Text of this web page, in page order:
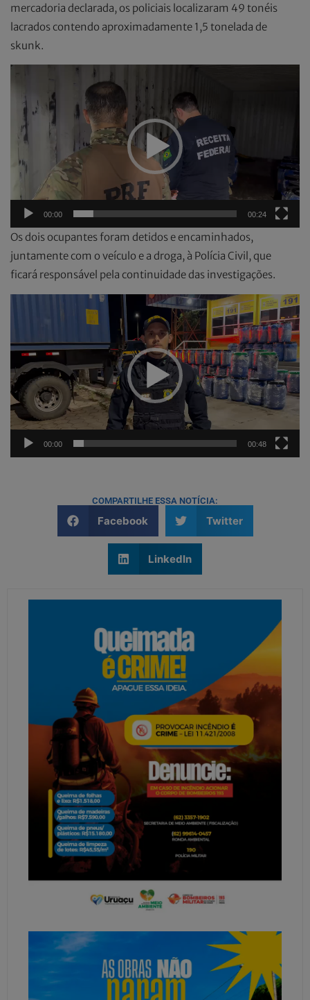
mercadoria declarada, os policiais localizaram 49 tonéis
lacrados contendo aproximadamente 1,5 tonelada de
skunk.
vídeo
00:00 00:24
Os dois ocupantes foram detidos e encaminhados,
juntamente com o veículo e a droga, à Polícia Civil, que
ficará responsável pela continuidade das investigações.
vídeo
00:00 00:48
COMPARTILHE ESSA NOTÍCIA:
Facebook Twitter
LinkedIn